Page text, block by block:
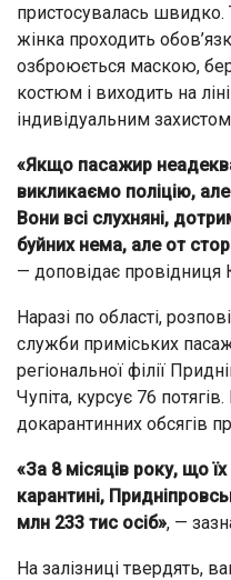
пристосувалась
жінка проходить
озброюється маскою,
костюм і виходить на
індивідуальним
«Якщо пасажир
викликаємо поліцію,
Вони всі слухняні,
буйних нема, але от
— доповідає провідниця
Наразі по області,
служби приміських
регіональної філії
Чупіта, курсує 76
докарантинних обсягів
«За 8 місяців року, що
карантині,
млн 233 тис осіб», —
На залізниці твердять,